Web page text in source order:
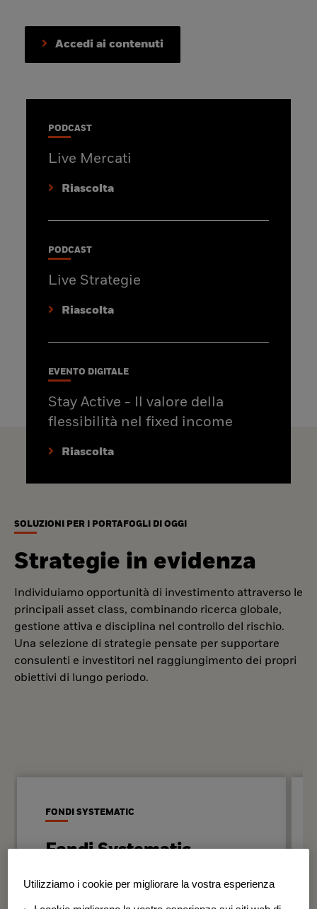
Accedi ai contenuti
PODCAST
Live Mercati
Riascolta
PODCAST
Live Strategie
Riascolta
EVENTO DIGITALE
Stay Active - Il valore della
flessibilità nel fixed income
Riascolta
SOLUZIONI PER I PORTAFOGLI DI OGGI
Strategie in evidenza
Individuiamo opportunità di investimento attraverso le
principali asset class, combinando ricerca globale,
gestione attiva e disciplina nel controllo del rischio.
Una selezione di strategie pensate per supportare
consulenti e investitori nel raggiungimento dei propri
obiettivi di lungo periodo.
FONDI SYSTEMATIC
Fondi Systematic
Strategie quantitative basate sui dati
Utilizziamo i cookie per migliorare la vostra esperienza